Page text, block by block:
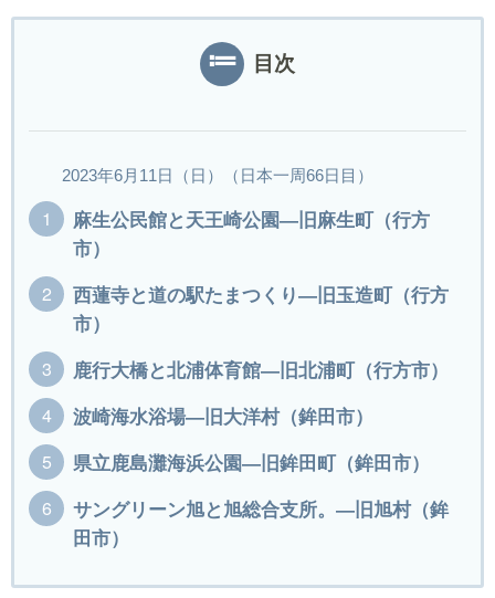
目次
2023年6月11日（日）（日本一周66日目）
麻生公民館と天王崎公園―旧麻生町（行方
市）
西蓮寺と道の駅たまつくり―旧玉造町（行方
市）
鹿行大橋と北浦体育館―旧北浦町（行方市）
波崎海水浴場―旧大洋村（鉾田市）
県立鹿島灘海浜公園―旧鉾田町（鉾田市）
サングリーン旭と旭総合支所。―旧旭村（鉾
田市）